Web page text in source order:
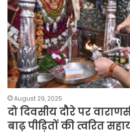
August 29, 2025
दो दिवसीय दौरे पर
बाढ़ पीड़ितों की त्वरित